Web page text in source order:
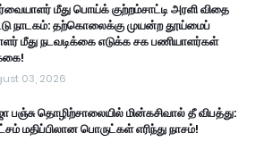
மீது பொய்க் குற்றம்சாட்டி அரளி விதை
நாடகம்: தற்கொலைக்கு முயன்ற தூய்மைப்
மீது நடவடிக்கை எடுக்க சக பணியாளர்கள்
03, 2026
பஞ்சு தொழிற்சாலையில் மின்கசிவால் தீ விபத்து:
மதிப்பிலான பொருட்கள் எரிந்து நாசம்!